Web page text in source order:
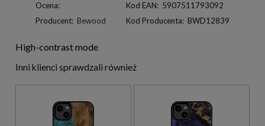
Ocena:
Producent: Bewood
Kod EAN: 5907511793092
Kod Producenta: BWD12839
High-contrast mode
Inni klienci sprawdzali również